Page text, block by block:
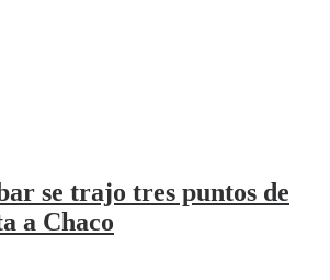
se trajo tres puntos de
a Chaco